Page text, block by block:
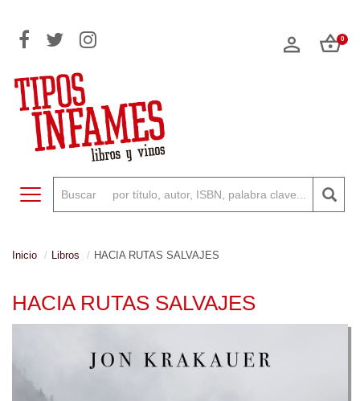
0
Toggle navigation
Inicio Libros HACIA RUTAS SALVAJES
HACIA RUTAS SALVAJES